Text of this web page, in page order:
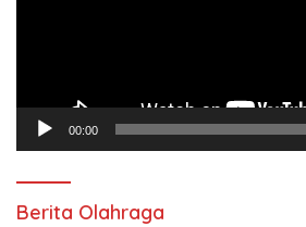
00:00
Berita Olahraga